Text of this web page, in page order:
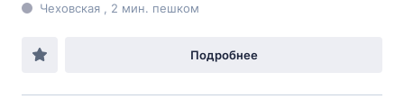
Чеховская , 2 мин. пешком
Подробнее